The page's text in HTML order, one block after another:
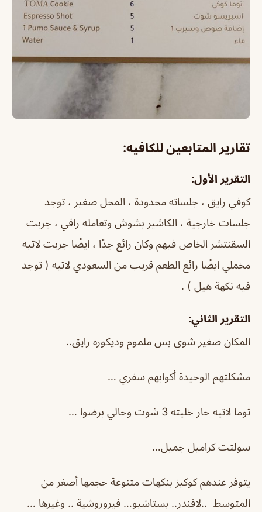
تقارير المتابعين للكافيه:
التقرير الأول:
كوفي رايق ، جلساته محدودة ، المحل صغير ، توجد
جلسات خارجية ، الكاشير بشوش وتعامله راقي ، جربت
السقنتشر الخاص فيهم وكان رائع جدًا ، ايضًا جربت لاتيه
مخملي ايضًا رائع الطعم قريب من السعودي لاتيه ( توجد
فيه نكهة هيل ) .
التقرير الثاني:
المكان صغير شوي بس ملموم وديكوره رايق..
مشكلتهم الوحيدة أكوابهم سفري …
توما لاتيه حار خليته 3 شوت وحالي برضوا …
سولتت كراميل جميل…
يتوفر عندهم كوكيز بنكهات متنوعة حجمها أصغر من
المتوسط ..لافندر.. بستاشيو… فيروروشية .. وغيرها …